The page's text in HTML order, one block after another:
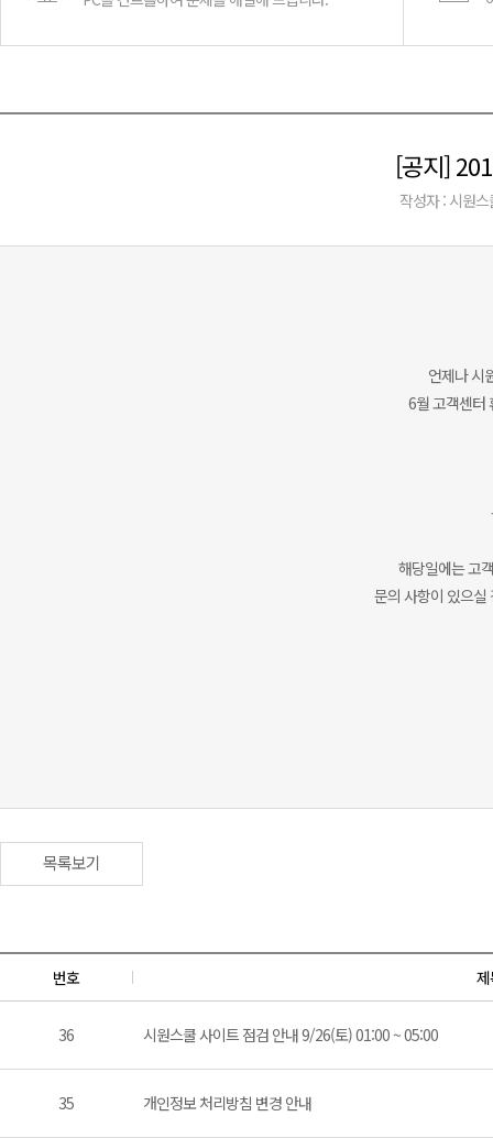
[공지]
작성자 : 시원스
언제나 시
6월 고객센터
해당일에는 고
문의 사항이 있으
목록보기
번호
36 시원스쿨 사이트 점검 안내 9/26(토) 01:00 ~ 05:00
35 개인정보 처리방침 변경 안내